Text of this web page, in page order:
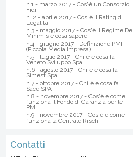
n.1 - marzo 2017 - Cos'è un Consorzio
Fidi
n. 2 - aprile 2017 - Cos'è il Rating di
Legalità
n.3 - maggio 2017 - Cos'è il Regime De
Minimis e cosa sapere
n.4 - giugno 2017 - Definizione PMI
(Piccola Media Impresa)
n.5 - luglio 2017 - Chi è e cosa fa
Veneto Sviluppo Spa
n.6 - agosto 2017 - Chi è e cosa fa
Simest Spa
n.7 - ottobre 2017 - Chi è e cosa fa
Sace SPA
n.8 - novembre 2017 - Cos'è e come
funziona il Fondo di Garanzia per le
PMI
n.9 - novembre 2017 - Cos'è e come
funziona la Centrale Rischi
Contatti